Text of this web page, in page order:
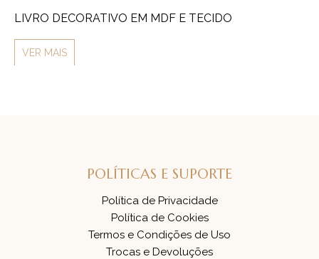
LIVRO DECORATIVO EM MDF E TECIDO
VER MAIS
POLÍTICAS E SUPORTE
Política de Privacidade
Política de Cookies
Termos e Condições de Uso
Trocas e Devoluções